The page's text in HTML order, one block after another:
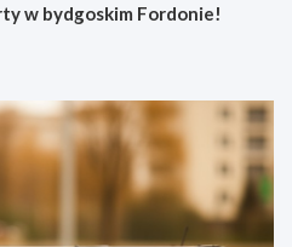
w bydgoskim Fordonie!